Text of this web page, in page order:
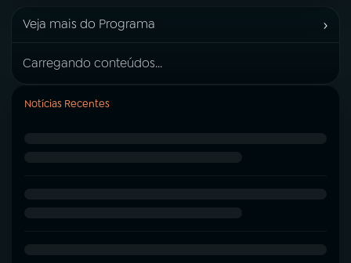
Veja mais do Programa ›
Carregando conteúdos...
Notícias Recentes